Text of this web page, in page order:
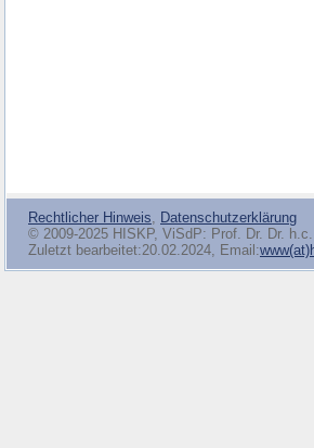
Rechtlicher Hinweis, Datenschutzerklärung
© 2009-2025 HISKP, ViSdP: Prof. Dr. Dr.
Zuletzt bearbeitet:20.02.2024, Email: